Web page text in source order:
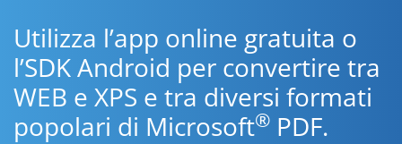
Utilizza l’app online gratuita o
l’SDK Android per convertire tra
WEB e XPS e tra diversi formati
popolari di Microsoft® PDF.